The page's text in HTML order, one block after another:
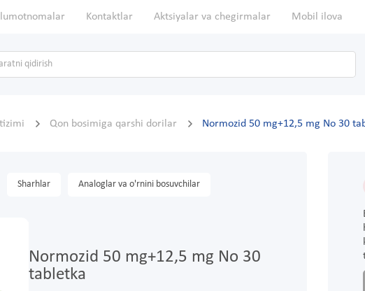
Kontaktlar Aktsiyalar va chegirmalar Mobil ilova
Qon bosimiga qarshi dorilar Normozid 50 mg+12,5 mg No 30
Sharhlar Analoglar va o'rnini bosuvchilar
Normozid 50 mg+12,5 mg No 30
tabletka